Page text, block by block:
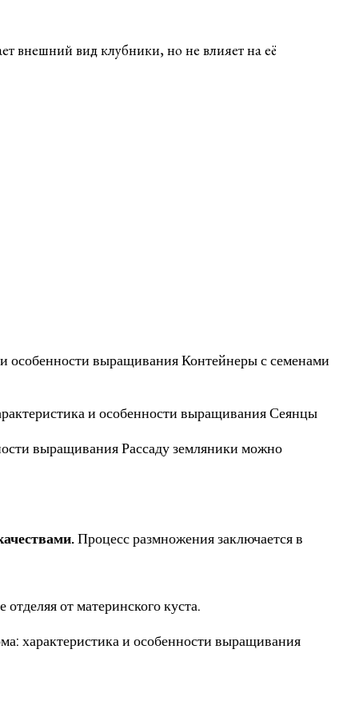
внешний вид клубники, но не влияет на её
особенности выращивания Контейнеры с семенами
и особенности выращивания Сеянцы
выращивания Рассаду земляники можно
Процесс размножения заключается в
от материнского куста.
характеристика и особенности выращивания